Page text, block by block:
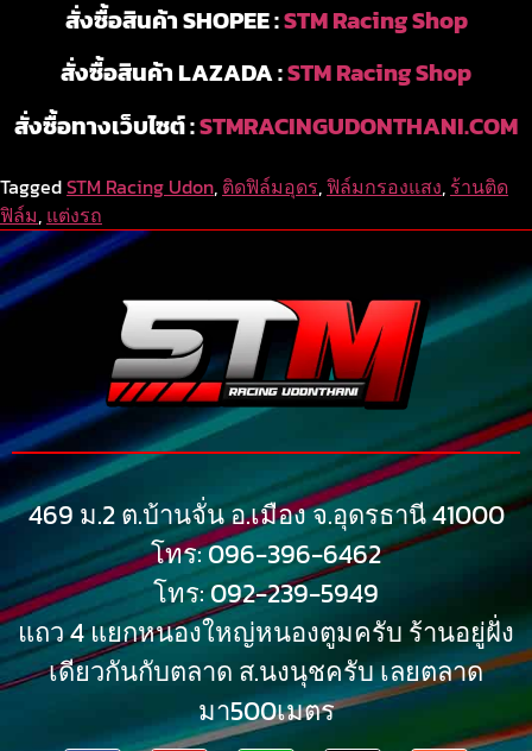
สั่งซื้อสินค้า SHOPEE :STM Racing Shop
สั่งซื้อสินค้า LAZADA :STM Racing Shop
สั่งซื้อทางเว็บไซต์ :STMRACINGUDONTHANI.COM
TaggedSTM Racing Udon, ติดฟิล์มอุดร,ฟิล์มกรองแสง, ร้านติด
ฟิล์ม, แต่งรถ
469 ม.2 ต.บ้านจั่น อ.เมือง จ.อุดรธานี 41000
โทร: 096-396-6462
โทร: 092-239-5949
แถว 4 แยกหนองใหญ่หนองตูมครับ ร้านอยู่ฝั่ง
เดียวกันกับตลาด ส.นงนุชครับ เลยตลาด
มา500เมตร